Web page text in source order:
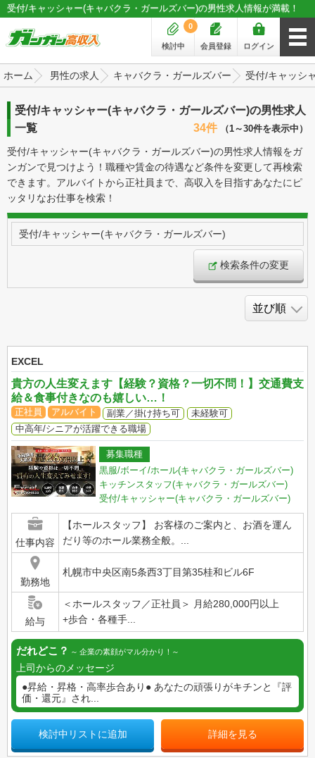
受付/キャッシャー(キャバクラ・ガールズバー)の男性求人情報が満載！
ログイン
会員登録
検討中
0
ホーム 男性の求人 キャバクラ・ガールズバー 受付/キャッシ
受付/キャッシャー(キャバクラ・ガールズバー)の男性求人
一覧
34件 （1～30件を表示中）
受付/キャッシャー(キャバクラ・ガールズバー)の男性求人情報をガ
ンガンで見つけよう！職種や賃金の待遇など条件を変更して再検索
できます。アルバイトから正社員まで、高収入を目指すあなたにピ
ッタリなお仕事を検索！
受付/キャッシャー(キャバクラ・ガールズバー)
検索条件の変更
EXCEL
貴方の人生変えます【経験？資格？一切不問！】交通費支
給＆食事付きなのも嬉しい…！
正社員 アルバイト 副業／掛け持ち可
未経験可
中高年/シニアが活躍できる職場
募集職種
黒服/ボーイ/ホール(キャバクラ・ガールズバー)
キッチンスタッフ(キャバクラ・ガールズバー)
受付/キャッシャー(キャバクラ・ガールズバー)
仕事内容
【ホールスタッフ】 お客様のご案内と、お酒を運ん
だり等のホール業務全般。...
勤務地
札幌市中央区南5条西3丁目第35桂和ビル6F
給与
＜ホールスタッフ／正社員＞ 月給280,000円以上
+歩合・各種手...
だれどこ？ 企業の素顔がマル分かり！
上司からのメッセージ
●昇給・昇格・高率歩合あり● あなたの頑張りがキチンと『評
価・還元』され...
検討中リストに追加 詳細を見る